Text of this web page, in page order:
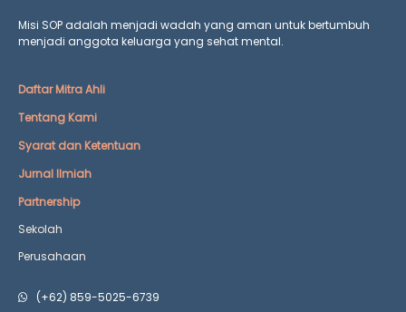
Misi SOP adalah menjadi wadah yang aman untuk bertumbuh
menjadi anggota keluarga yang sehat mental.
Daftar Mitra Ahli
Tentang Kami
Syarat dan Ketentuan
Jurnal Ilmiah
Partnership
Sekolah
Perusahaan
(+62) 859-5025-6739